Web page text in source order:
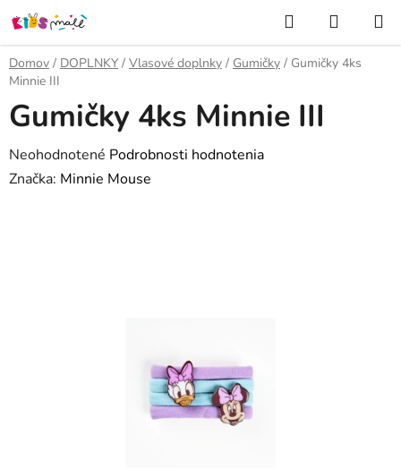
Prejsť
na
obsah
Hľadať
KOŠÍK
Domov / DOPLNKY / Vlasové doplnky / Gumičky / Gumičky 4ks
Minnie III
Gumičky 4ks Minnie III
Priemerné
hodnotenie
Neohodnotené Podrobnosti hodnotenia
Značka: Minnie Mouse